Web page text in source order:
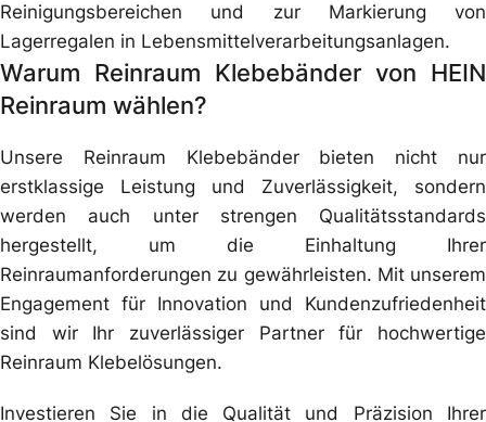
Reinigungsbereichen und zur Markierung von
Lagerregalen in Lebensmittelverarbeitungsanlagen.
Warum Reinraum Klebebänder von HEIN
Reinraum wählen?
Unsere Reinraum Klebebänder bieten nicht nur
erstklassige Leistung und Zuverlässigkeit, sondern
werden auch unter strengen Qualitätsstandards
hergestellt, um die Einhaltung Ihrer
Reinraumanforderungen zu gewährleisten. Mit unserem
Engagement für Innovation und Kundenzufriedenheit
sind wir Ihr zuverlässiger Partner für hochwertige
Reinraum Klebelösungen.
Investieren Sie in die Qualität und Präzision Ihrer